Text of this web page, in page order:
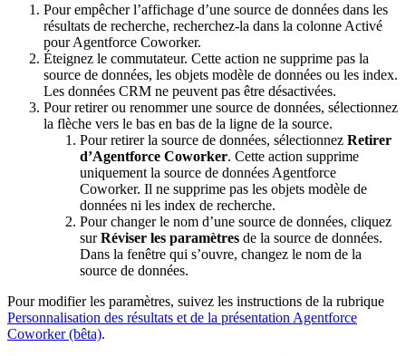
Pour empêcher l’affichage d’une source de données dans les
résultats de recherche, recherchez-la dans la colonne Activé
pour Agentforce Coworker.
Éteignez le commutateur. Cette action ne supprime pas la
source de données, les objets modèle de données ou les index.
Les données CRM ne peuvent pas être désactivées.
Pour retirer ou renommer une source de données, sélectionnez
la flèche vers le bas en bas de la ligne de la source.
Pour retirer la source de données, sélectionnez Retirer
d’Agentforce Coworker. Cette action supprime
uniquement la source de données Agentforce
Coworker. Il ne supprime pas les objets modèle de
données ni les index de recherche.
Pour changer le nom d’une source de données, cliquez
surRéviser les paramètres de la source de données.
Dans la fenêtre qui s’ouvre, changez le nom de la
source de données.
Pour modifier les paramètres, suivez les instructions de la rubrique
Personnalisation des résultats et de la présentation Agentforce
Coworker (bêta).